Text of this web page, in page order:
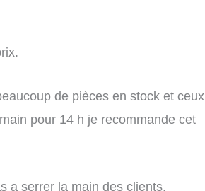
de pièces en stock et ceux
pour 14 h je recommande cet
a serrer la main des clients.